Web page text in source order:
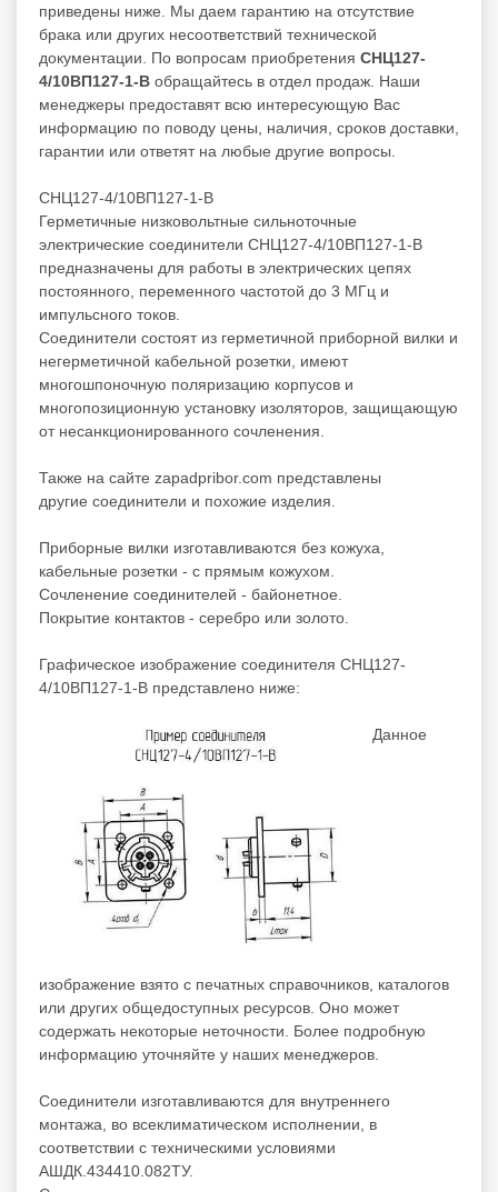
приведены ниже. Мы даем гарантию на отсутствие
брака или других несоответствий технической
документации. По вопросам приобретения СНЦ127-
4/10ВП127-1-В обращайтесь в отдел продаж. Наши
менеджеры предоставят всю интересующую Вас
информацию по поводу цены, наличия, сроков доставки,
гарантии или ответят на любые другие вопросы.
СНЦ127-4/10ВП127-1-В
Герметичные низковольтные сильноточные
электрические соединители СНЦ127-4/10ВП127-1-В
предназначены для работы в электрических цепях
постоянного, переменного частотой до 3 МГц и
импульсного токов.
Соединители состоят из герметичной приборной вилки и
негерметичной кабельной розетки, имеют
многошпоночную поляризацию корпусов и
многопозиционную установку изоляторов, защищающую
от несанкционированного сочленения.
Также на сайте zapadpribor.com представлены
другие соединители и похожие изделия.
Приборные вилки изготавливаются без кожуха,
кабельные розетки - с прямым кожухом.
Сочленение соединителей - байонетное.
Покрытие контактов - серебро или золото.
Графическое изображение соединителя СНЦ127-
4/10ВП127-1-В представлено ниже:
Данное
изображение взято с печатных справочников, каталогов
или других общедоступных ресурсов. Оно может
содержать некоторые неточности. Более подробную
информацию уточняйте у наших менеджеров.
Соединители изготавливаются для внутреннего
монтажа, во всеклиматическом исполнении, в
соответствии с техническими условиями
АШДК.434410.082ТУ.